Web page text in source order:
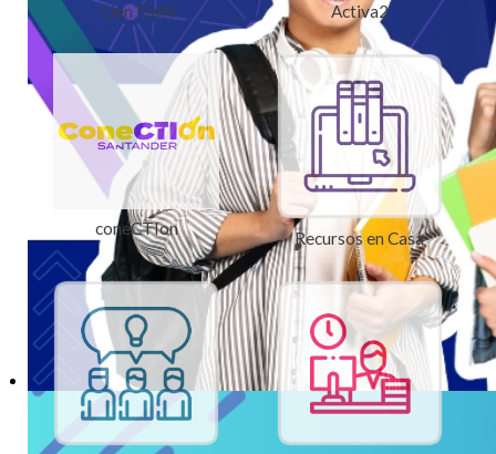
CienTIoN Activa2
coneCTIon Recursos en Casa